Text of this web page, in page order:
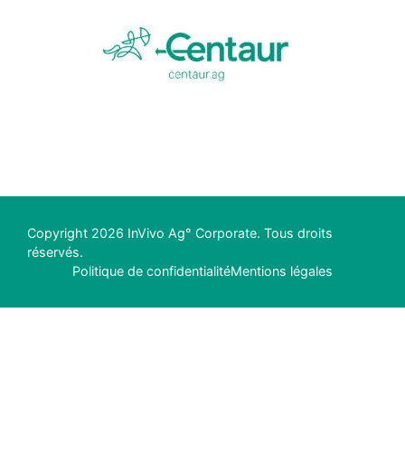
Copyright 2026 InVivo Ag° Corporate. Tous droits
réservés.
Politique de confidentialitéMentions légales